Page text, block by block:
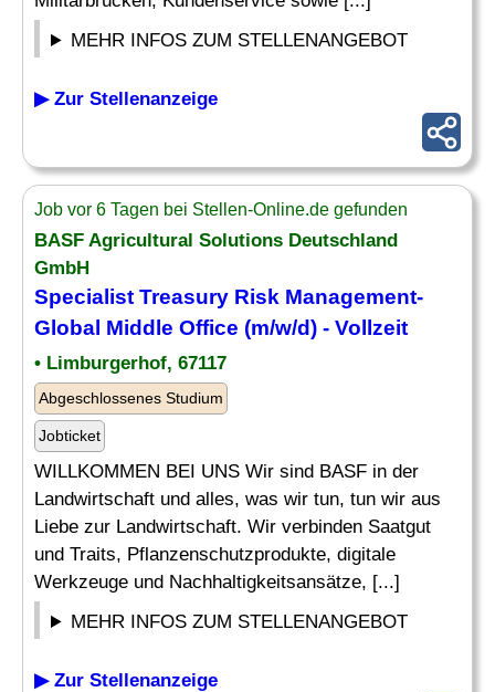
MEHR INFOS ZUM STELLENANGEBOT
▶ Zur Stellenanzeige
Job vor 6 Tagen bei Stellen-Online.de gefunden
BASF Agricultural Solutions Deutschland
GmbH
Specialist Treasury Risk Management-
Global Middle Office (m/w/d) - Vollzeit
• Limburgerhof, 67117
Abgeschlossenes Studium
Jobticket
WILLKOMMEN BEI UNS Wir sind BASF in der
Landwirtschaft und alles, was wir tun, tun wir aus
Liebe zur Landwirtschaft. Wir verbinden Saatgut
und Traits, Pflanzenschutzprodukte, digitale
Werkzeuge und Nachhaltigkeitsansätze, [...]
MEHR INFOS ZUM STELLENANGEBOT
▶ Zur Stellenanzeige